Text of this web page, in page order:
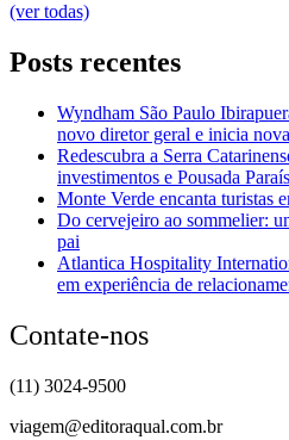
(ver todas)
Posts recentes
Wyndham São Paulo
novo diretor geral e inicia
Redescubra a Serra
investimentos e Pousada
Monte Verde encanta turistas
Do cervejeiro ao sommelier:
pai
Atlantica Hospitality
em experiência de
Contate-nos
(11) 3024-9500
viagem@editoraqual.com.br